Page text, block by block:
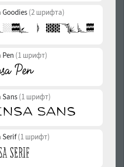
Goodies (2 шрифта)
Pen (1 шрифт)
Sans (1 шрифт)
Serif(1 шрифт)